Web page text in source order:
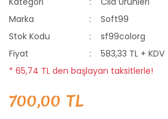
Marka
Soft99
Stok Kodu
sf99colorg
Fiyat
583,33 TL + KDV
* 65,74 TL den başlayan taksitlerle!
700,00 TL